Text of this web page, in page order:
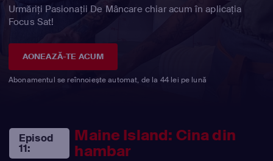
Urmăriți Pasionații De Mâncare chiar acum în aplicația
Focus Sat!
AONEAZĂ-TE ACUM
Abonamentul se reînnoiește automat, de la 44 lei pe lună
Episod
11:
Maine Island: Cina din
hambar